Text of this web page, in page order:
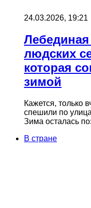
24.03.2026, 19:21
людских
которая
зимой
Кажется, только
спешили по
Зима осталась
В стране